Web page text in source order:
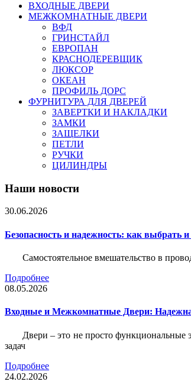
ВХОДНЫЕ ДВЕРИ
МЕЖКОМНАТНЫЕ ДВЕРИ
ВФД
ГРИНСТАЙЛ
ЕВРОПАН
КРАСНОДЕРЕВЩИК
ЛЮКСОР
ОКЕАН
ПРОФИЛЬ ДОРС
ФУРНИТУРА ДЛЯ ДВЕРЕЙ
ЗАВЕРТКИ И НАКЛАДКИ
ЗАМКИ
ЗАЩЕЛКИ
ПЕТЛИ
РУЧКИ
ЦИЛИНДРЫ
Наши новости
30.06.2026
Безопасность и надежность: как выбрать
Самостоятельное вмешательство в
Подробнее
08.05.2026
Входные и Межкомнатные Двери:
Двери – это не просто функциональные
задач
Подробнее
24.02.2026